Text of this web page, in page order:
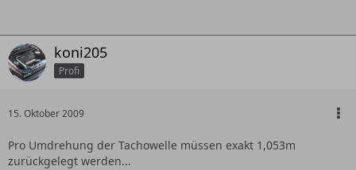
koni205
Profi
15. Oktober 2009
Pro Umdrehung der Tachowelle müssen exakt 1,053m
zurückgelegt werden...